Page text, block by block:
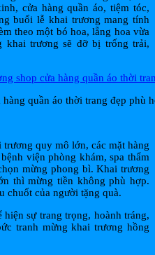
cửa hàng quần áo, tiệm tóc,
buổi lễ khai trương mang tính
theo một bó hoa, lẵng hoa vừa
trương sẽ đỡ bị trống trải,
quần áo thời trang đẹp phù
quy mô lớn, các mặt hàng
viện phòng khám, spa thẩm
mừng phong bì. Khai trương
thì mừng tiền không phù hợp.
chuốt của người tặng quà.
sự trang trọng, hoành tráng,
tranh mừng khai trương hồng